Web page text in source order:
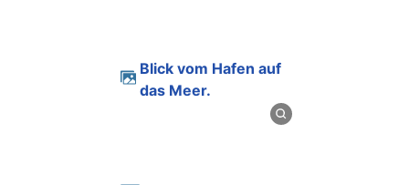
Blick vom Hafen auf
das Meer.